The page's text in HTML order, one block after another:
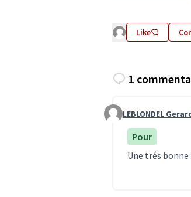
Like
1
Commentaire 6856
LEBLONDEL
Pour
Une trés bonne